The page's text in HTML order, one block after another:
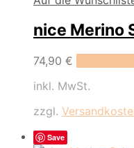
nice Merino
74,90 €
inkl. MwSt.
zzgl.
Save